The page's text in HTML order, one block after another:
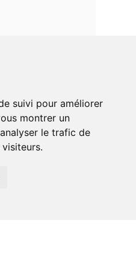
montrer un
le trafic de